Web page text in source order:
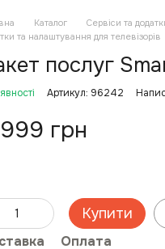
Каталог Сервіси та
та налаштування для телевізорів
послуг
Артикул: 96242
грн
Купити
Оплата